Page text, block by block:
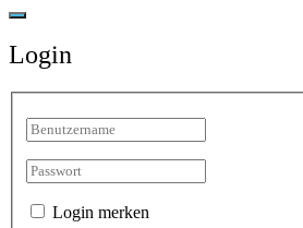
Login
Login merken